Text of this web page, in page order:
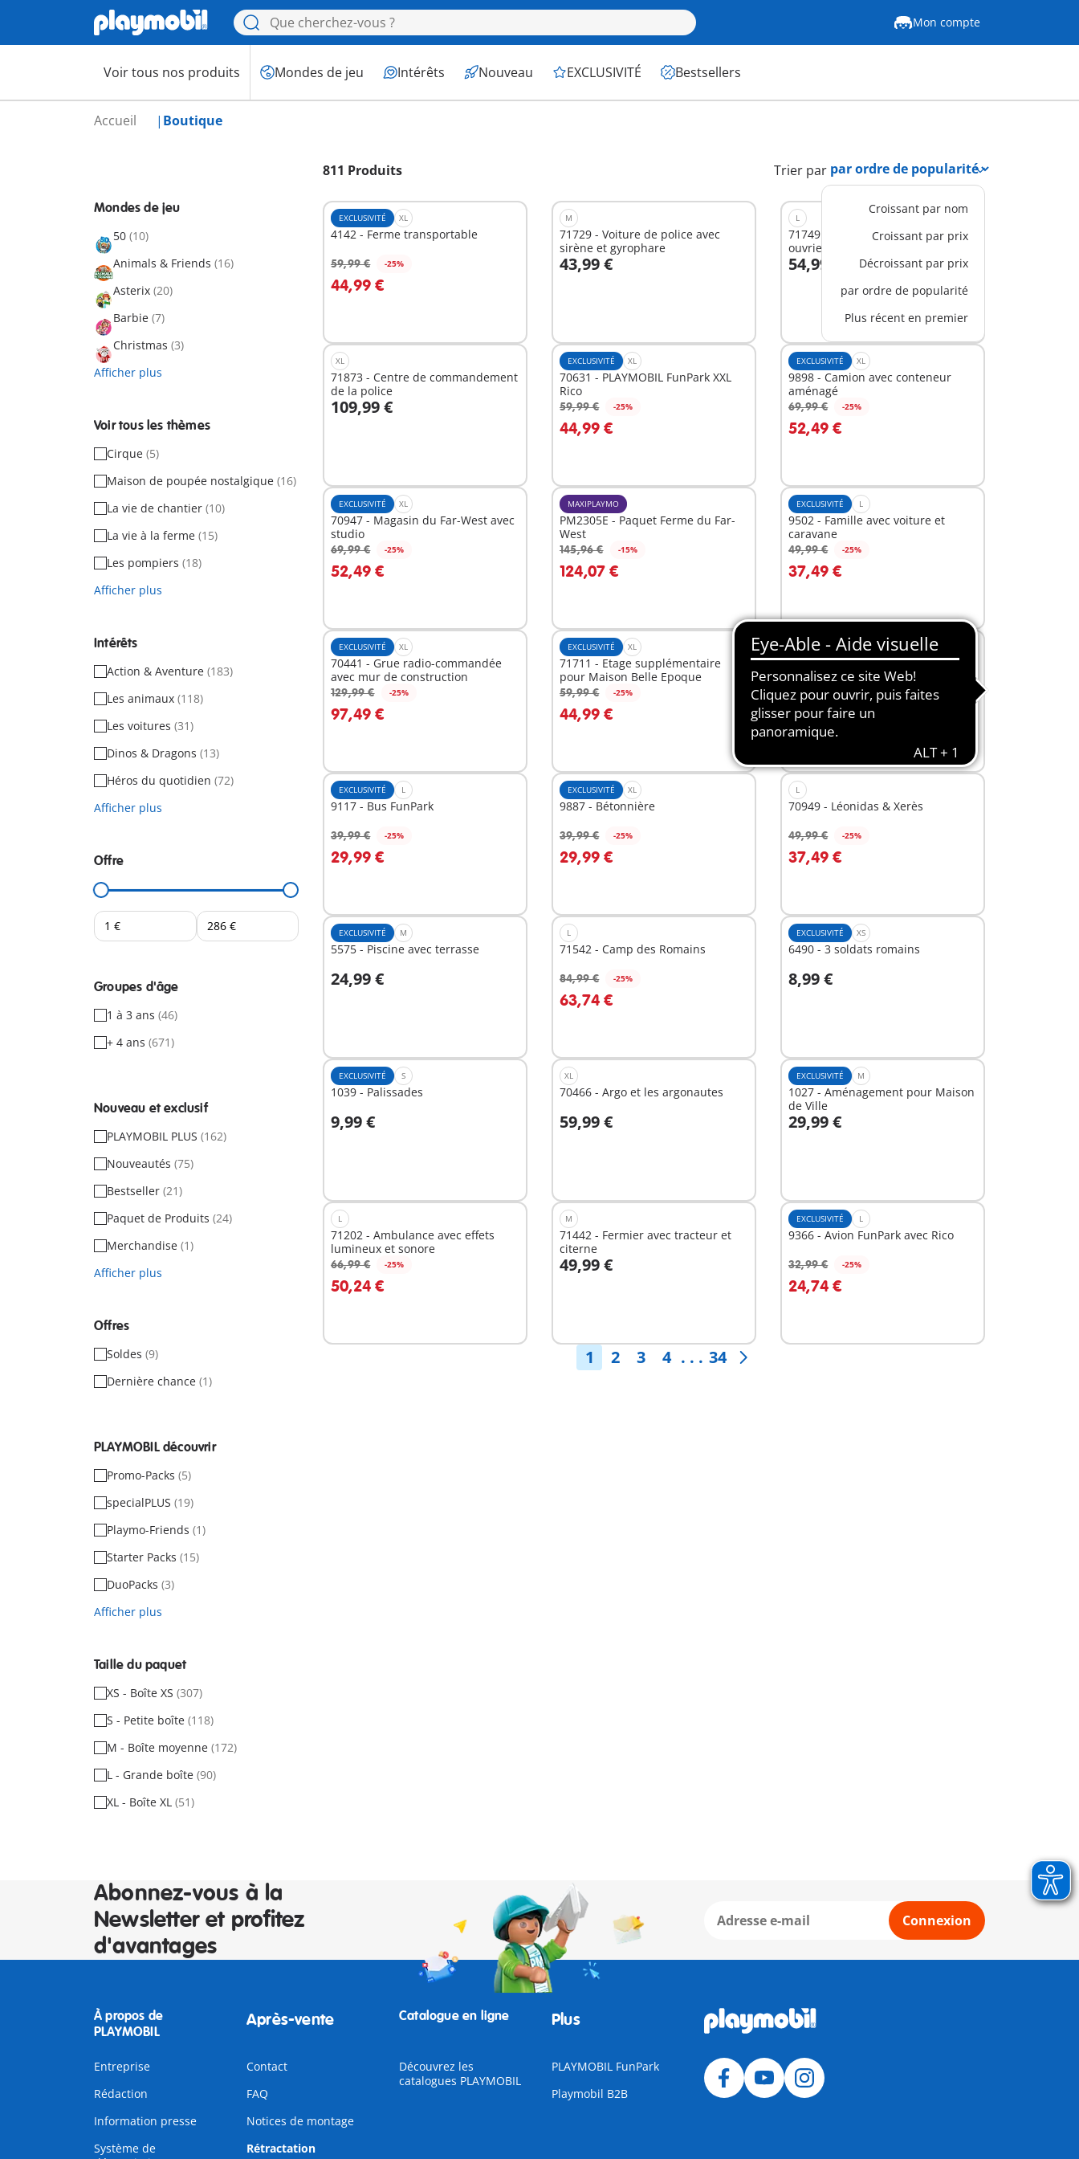
Mon compte
Voir tous nos produits Mondes de jeu Intérêts Nouveau EXCLUSIVITÉ Bestsellers
Accueil Boutique
811 Produits Trier par
Croissant par nom
Croissant par prix
Décroissant par prix
par ordre de popularité
Plus récent en premier
Mondes de jeu
50 (10)
Animals & Friends (16)
Asterix (20)
Barbie (7)
Christmas (3)
Afficher plus
Voir tous les thèmes
Cirque (5)
Maison de poupée nostalgique (16)
La vie de chantier (10)
La vie à la ferme (15)
Les pompiers (18)
Afficher plus
Intérêts
Action & Aventure (183)
Les animaux (118)
Les voitures (31)
Dinos & Dragons (13)
Héros du quotidien (72)
Afficher plus
Offre
Groupes d'âge
1 à 3 ans (46)
+ 4 ans (671)
Nouveau et exclusif
PLAYMOBIL PLUS (162)
Nouveautés (75)
Bestseller (21)
Paquet de Produits (24)
Merchandise (1)
Afficher plus
Offres
Soldes (9)
Dernière chance (1)
PLAYMOBIL découvrir
Promo-Packs (5)
specialPLUS (19)
Playmo-Friends (1)
Starter Packs (15)
DuoPacks (3)
Afficher plus
Taille du paquet
XS - Boîte XS (307)
S - Petite boîte (118)
M - Boîte moyenne (172)
L - Grande boîte (90)
XL - Boîte XL (51)
EXCLUSIVITÉ XL
4142 - Ferme transportable
59,99 € -25%
44,99 €
M
71729 - Voiture de police avec
sirène et gyrophare
43,99 €
Au panier
L
71749 - Pelleteuse mécanique avec
ouvrier et accessoires
54,99 €
Au panier
XL
71873 - Centre de commandement
de la police
109,99 €
Au panier
EXCLUSIVITÉ XL
70631 - PLAYMOBIL FunPark XXL
Rico
59,99 € -25%
44,99 €
EXCLUSIVITÉ XL
9898 - Camion avec conteneur
aménagé
69,99 € -25%
52,49 €
EXCLUSIVITÉ XL
70947 - Magasin du Far-West avec
studio
69,99 € -25%
52,49 €
MAXIPLAYMO
PM2305E - Paquet Ferme du Far-
West
145,96 € -15%
124,07 €
EXCLUSIVITÉ L
9502 - Famille avec voiture et
caravane
49,99 € -25%
37,49 €
EXCLUSIVITÉ XL
70441 - Grue radio-commandée
avec mur de construction
129,99 € -25%
97,49 €
EXCLUSIVITÉ XL
71711 - Etage supplémentaire
pour Maison Belle Epoque
59,99 € -25%
44,99 €
EXCLUSIVITÉ XL
6629 - PLAYMOBIL XXL Père Noël
59,99 € -25%
44,99 €
Au panier
EXCLUSIVITÉ L
9117 - Bus FunPark
39,99 € -25%
29,99 €
EXCLUSIVITÉ XL
9887 - Bétonnière
39,99 € -25%
29,99 €
L
70949 - Léonidas & Xerès
49,99 € -25%
37,49 €
EXCLUSIVITÉ M
5575 - Piscine avec terrasse
24,99 €
Au panier
L
71542 - Camp des Romains
84,99 € -25%
63,74 €
EXCLUSIVITÉ XS
6490 - 3 soldats romains
8,99 €
Au panier
EXCLUSIVITÉ S
1039 - Palissades
9,99 €
Au panier
XL
70466 - Argo et les argonautes
59,99 €
Au panier
EXCLUSIVITÉ M
1027 - Aménagement pour Maison
de Ville
29,99 €
Au panier
L
71202 - Ambulance avec effets
lumineux et sonore
66,99 € -25%
50,24 €
M
71442 - Fermier avec tracteur et
citerne
49,99 €
Au panier
EXCLUSIVITÉ L
9366 - Avion FunPark avec Rico
32,99 € -25%
24,74 €
1 2 3 4 . . . 34
Abonnez-vous à la
Newsletter et profitez
d'avantages
Connexion
À propos de
PLAYMOBIL
Entreprise
Rédaction
Information presse
Système de
Après-vente
Contact
FAQ
Notices de montage
Rétractation
Catalogue en ligne
Découvrez les
catalogues PLAYMOBIL
Plus
PLAYMOBIL FunPark
Playmobil B2B